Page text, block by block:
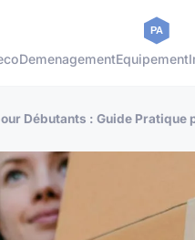
DemenagementEquipement
Débutants : Guide Pratique